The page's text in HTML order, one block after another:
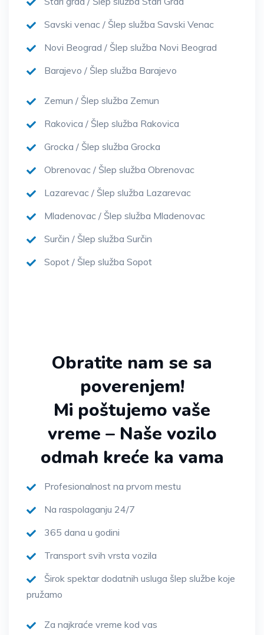
Savski venac / Šlep služba Savski Venac
Novi Beograd / Šlep služba Novi Beograd
Barajevo / Šlep služba Barajevo
Zemun / Šlep služba Zemun
Rakovica / Šlep služba Rakovica
Grocka / Šlep služba Grocka
Obrenovac / Šlep služba Obrenovac
Lazarevac / Šlep služba Lazarevac
Mladenovac / Šlep služba Mladenovac
Surčin / Šlep služba Surčin
Sopot / Šlep služba Sopot
Obratite nam se sa
poverenjem!
Mi poštujemo vaše
vreme – Naše vozilo
odmah kreće ka vama
Profesionalnost na prvom mestu
Na raspolaganju 24/7
365 dana u godini
Transport svih vrsta vozila
Širok spektar dodatnih usluga šlep službe koje
pružamo
Za najkraće vreme kod vas